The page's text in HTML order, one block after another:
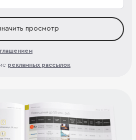
просмотр
рекламных рассылок